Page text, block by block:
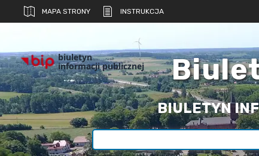
MAPA STRONY INSTRUKCJA
biuletyn
informacji publicznej
BIULETYN